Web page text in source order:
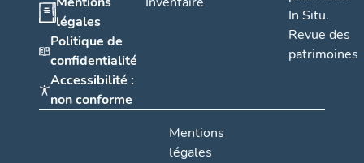
légales
Politique de
confidentialité
Accessibilité :
non conforme
In Situ.
Revue des
patrimoines
Mentions
légales